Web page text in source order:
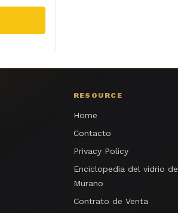
RESOURCE
Home
Contacto
Privacy Policy
Enciclopedia del vidrio de
Murano
Contrato de Venta